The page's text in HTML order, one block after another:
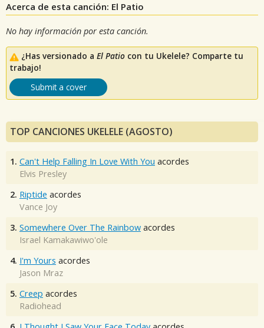
Acerca de esta canción: El Patio
No hay información por esta canción.
¿Has versionado a El Patio con tu Ukelele? Comparte tu
trabajo!
Submit a cover
TOP CANCIONES UKELELE (AGOSTO)
1. Can't Help Falling In Love With You acordes
Elvis Presley
2. Riptide acordes
Vance Joy
3. Somewhere Over The Rainbow acordes
Israel Kamakawiwo'ole
4. I'm Yours acordes
Jason Mraz
5. Creep acordes
Radiohead